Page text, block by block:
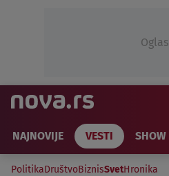
Oglas
NAJNOVIJE VESTI SHOW
PolitikaDruštvoBiznisSvetHronika